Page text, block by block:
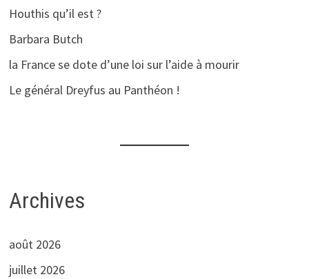
Houthis qu’il est ?
Barbara Butch
la France se dote d’une loi sur l’aide à mourir
Le général Dreyfus au Panthéon !
Archives
août 2026
juillet 2026